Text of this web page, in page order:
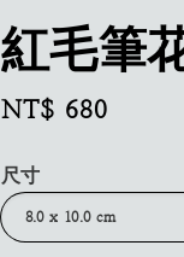
紅毛筆
Regular
NT$ 680
尺寸